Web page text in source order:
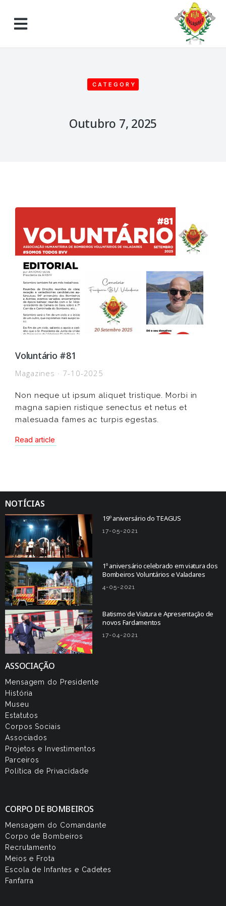
CATEGORY
Outubro 7, 2025
Voluntário #81
Magazines 7-10-2025
Non neque ut ipsum aliquet tristique. Morbi in
magna sapien ristique senectus et netus et
malesuada fames ac turpis egestas.
Read article
NOTÍCIAS
19º aniversário do TEAGUS
17-05-2021
1º aniversário celebrado em viatura dos
Bombeiros Voluntários e Valadares
4-05-2021
Batismo de Viatura e Apresentação de
novos Fardamentos
17-04-2021
ASSOCIAÇÃO
Mensagem do Presidente
História
Museu
Estatutos
Corpos Sociais
Associados
Projetos e Investimentos
Parceiros
Política de Privacidade
CORPO DE BOMBEIROS
Mensagem do Comandante
Corpo de Bombeiros
Recrutamento
Meios e Frota
Escola de Infantes e Cadetes
Fanfarra